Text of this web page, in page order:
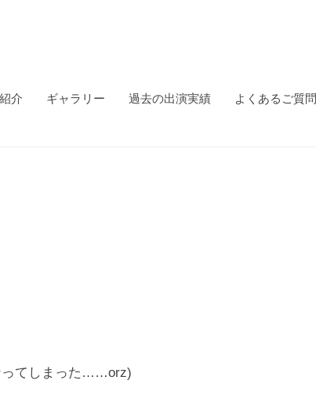
介 ギャラリー 過去の出演実績 よくあるご質問
ってしまった……orz)